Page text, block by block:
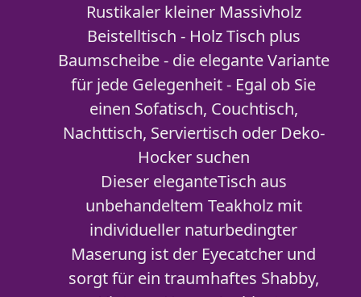
Rustikaler kleiner Massivholz
Beistelltisch - Holz Tisch plus
Baumscheibe - die elegante Variante
für jede Gelegenheit - Egal ob Sie
einen Sofatisch, Couchtisch,
Nachttisch, Serviertisch oder Deko-
Hocker suchen
Dieser eleganteTisch aus
unbehandeltem Teakholz mit
individueller naturbedingter
Maserung ist der Eyecatcher und
sorgt für ein traumhaftes Shabby,